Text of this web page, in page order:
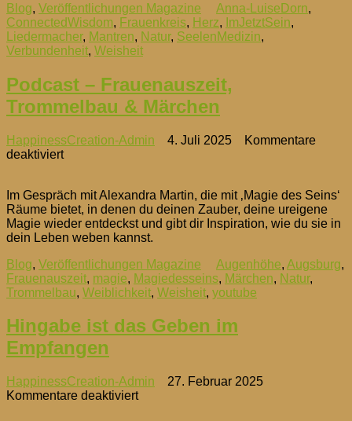
Blog, Veröffentlichungen Magazine Anna-LuiseDorn,
ConnectedWisdom, Frauenkreis, Herz, ImJetztSein,
Liedermacher, Mantren, Natur, SeelenMedizin,
Verbundenheit, Weisheit
Podcast – Frauenauszeit,
Trommelbau & Märchen
HappinessCreation-Admin 4. Juli 2025
Kommentare
deaktiviertfür
Frauenauszeit,
Trommelbau
&
Märchen
Im Gespräch mit Alexandra Martin, die mit ‚Magie des Seins‘
Räume bietet, in denen du deinen Zauber, deine ureigene
Magie wieder entdeckst und gibt dir Inspiration, wie du sie in
dein Leben weben kannst.
Blog, Veröffentlichungen Magazine Augenhöhe, Augsburg,
Frauenauszeit, magie, Magiedesseins, Märchen, Natur,
Trommelbau, Weiblichkeit, Weisheit, youtube
Hingabe ist das Geben im
Empfangen
HappinessCreation-Admin
27. Februar 2025
Kommentare deaktiviertfür